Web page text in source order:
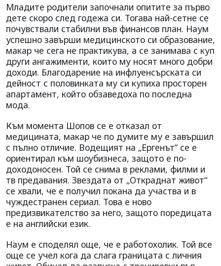
Младите родители започнали опитите за първо
дете скоро след годежа си. Тогава най-сетне се
почувствали стабилни във финансов план. Наум
успешно завърши медицинското си образование,
макар че сега не практикува, а се занимава с куп
други ангажименти, които му носят много добри
доходи. Благодарение на инфлуенсърската си
дейност с половинката му си купиха просторен
апартамент, който обзаведоха по последна
мода.
Към момента Шопов се е отказал от
медицината, макар че по думите му е завършил
с пълно отличие. Водещият на „Ергенът“ се е
ориентирал към шоубизнеса, защото е по-
доходоносен. Той се снима в реклами, филми и
тв предавания. Звездата от „Откраднат живот“
се хвали, че е получил покана да участва и в
чуждестранен сериал. Това е ново
предизвикателство за него, защото поредицата
е на английски език.
Наум е споделял още, че е работохолик. Той все
още се учел кога да слага границата с личния